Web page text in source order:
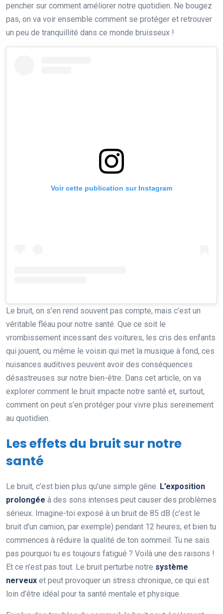
pencher sur comment améliorer notre quotidien. Ne bougez
pas, on va voir ensemble comment se protéger et retrouver
un peu de tranquillité dans ce monde bruisseux !
Voir cette publication sur Instagram
Le bruit, on s’en rend souvent pas compte, mais c’est un
véritable fléau pour notre santé. Que ce soit le
vrombissement incessant des voitures, les cris des enfants
qui jouent, ou même le voisin qui met la musique à fond, ces
nuisances auditives peuvent avoir des conséquences
désastreuses sur notre bien-être. Dans cet article, on va
explorer comment le bruit impacte notre santé et, surtout,
comment on peut s’en protéger pour vivre plus sereinement
au quotidien.
Les effets du bruit sur notre
santé
Le bruit, c’est bien plus qu’une simple gêne. L’exposition
prolongée à des sons intenses peut causer des problèmes
sérieux. Imagine-toi exposé à un bruit de 85 dB (c’est le
bruit d’un camion, par exemple) pendant 12 heures, et bien tu
commences à réduire la qualité de ton sommeil. Tu ne sais
pas pourquoi tu es toujours fatigué ? Voilà une des raisons !
Et ce n’est pas tout. Le bruit perturbe notre système
nerveux et peut provoquer un stress chronique, ce qui est
loin d’être idéal pour ta santé mentale et physique.